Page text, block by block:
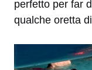
perfetto per far
qualche oretta